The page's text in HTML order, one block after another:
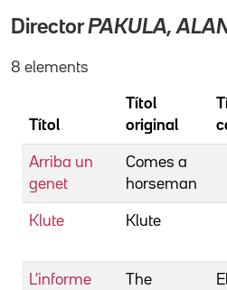
DirectorPAKULA,
8 elements
Títol
Títol
original
Arriba un
genet
Comes a
horseman
Klute Klute
L'informe
The